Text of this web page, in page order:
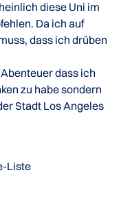
diese Uni im
Da ich auf
dass ich drüben
dass ich
zu habe sondern
Stadt Los Angeles
Liste